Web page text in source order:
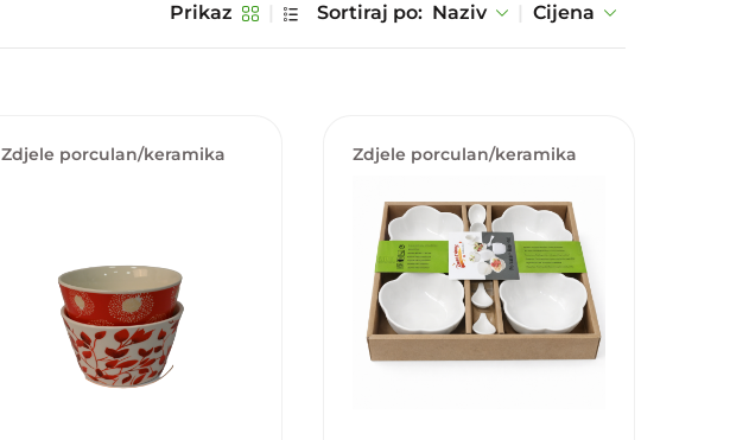
Prikaz | Sortiraj po: Naziv | Cijena
Zdjele porculan/keramika Zdjele porculan/keramika